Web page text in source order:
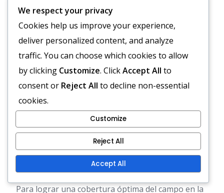
campo, típicamente alineándose anchos para
maximizar el espacio.
Al posicionar a los jugadores, se debe considerar la
alineación defensiva. Si la defensa está apilada
cerca de la línea de golpeo, dispersar a los
receptores puede crear desajustes y abrir el campo
para pases rápidos. Ajustar las posiciones de los
jugadores según la estrategia del oponente puede
mejorar significativamente la efectividad ofensiva.
Cobertura óptima del campo
Para lograr una cobertura óptima del campo en la
We respect your privacy
Cookies help us improve your experience,
deliver personalized content, and analyze
traffic. You can choose which cookies to allow
by clicking Customize. ClickAccept All to
consent or Reject All to decline non-essential
cookies.
Customize
Reject All
Accept All